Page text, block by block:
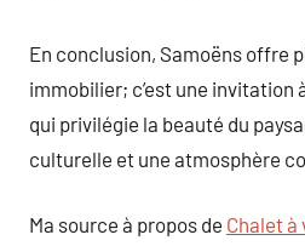
En conclusion, Samoëns offre
immobilier; c’est une invitation
qui privilégie la beauté du
culturelle et une atmosphère
Ma source à propos de Chalet à